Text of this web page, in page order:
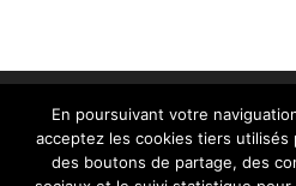
En poursuivant votre
acceptez les cookies tiers
des boutons de partage, des